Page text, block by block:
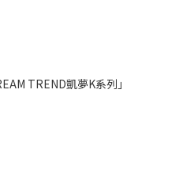
TREND凱夢K系列」